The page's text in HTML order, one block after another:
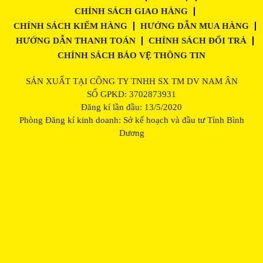
CHÍNH SÁCH GIAO HÀNG
CHÍNH SÁCH KIỂM HÀNG
HƯỚNG DẪN MUA HÀNG
HƯỚNG DẪN THANH TOÁN
CHÍNH SÁCH ĐỔI TRẢ
CHÍNH SÁCH BẢO VỆ THÔNG TIN
SẢN XUẤT TẠI CÔNG TY TNHH SX TM DV NAM ÂN
SỐ GPKD: 3702873931
Đăng kí lần đầu: 13/5/2020
Phòng Đăng kí kinh doanh: Sở kế hoạch và đầu tư Tỉnh Bình
Dương